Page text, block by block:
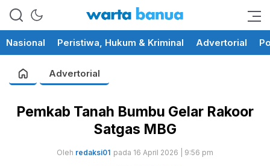
wartabanua.com
memberikan informasi yang
Nasional Peristiwa, Hukum & Kriminal Advertorial
Advertorial
Pemkab Tanah Bumbu Gelar Rakoor
Satgas MBG
Oleh redaksi01 pada 16 April 2026 | 9:56 pm